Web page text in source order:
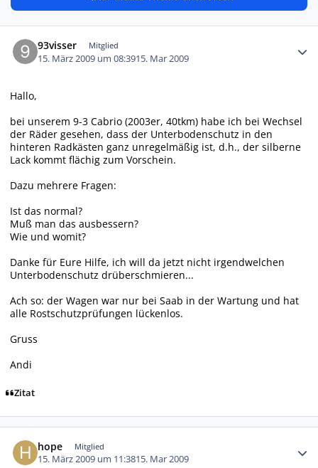
93visser Mitglied
15. März 2009 um 08:3915. Mar 2009
Hallo,
bei unserem 9-3 Cabrio (2003er, 40tkm) habe ich bei Wechsel
der Räder gesehen, dass der Unterbodenschutz in den
hinteren Radkästen ganz unregelmäßig ist, d.h., der silberne
Lack kommt flächig zum Vorschein.
Dazu mehrere Fragen:
Ist das normal?
Muß man das ausbessern?
Wie und womit?
Danke für Eure Hilfe, ich will da jetzt nicht irgendwelchen
Unterbodenschutz drüberschmieren...
Ach so: der Wagen war nur bei Saab in der Wartung und hat
alle Rostschutzprüfungen lückenlos.
Gruss
Andi
Zitat
hope Mitglied
15. März 2009 um 11:3815. Mar 2009